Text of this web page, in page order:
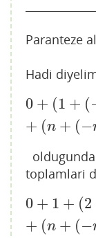
Paranteze
Hadi
0 + (1 + (
+ (n + (−
0 +(1 +(
toplamlari
0 + 1 + (2
+ (n + (−
0+ 1+ 2+